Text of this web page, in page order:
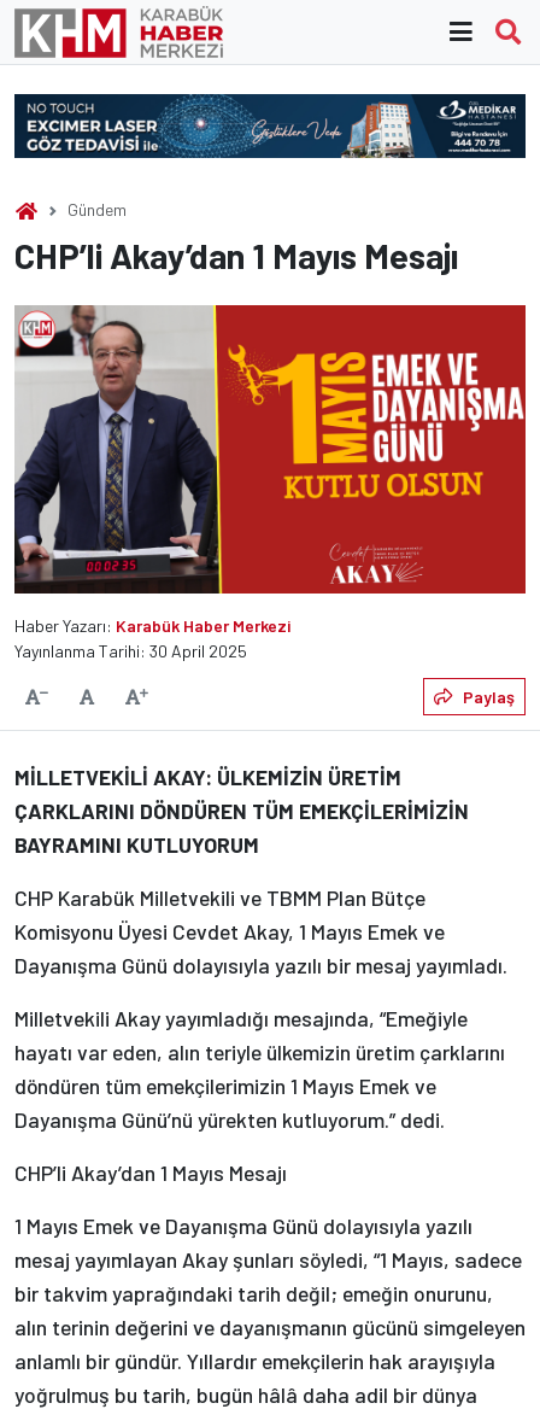
Skip
content
Gündem
CHP’li Akay’dan 1 Mayıs Mesajı
Haber Yazarı: Karabük Haber Merkezi
Yayınlanma Tarihi: 30 April 2025
Yazıyı KüçültVarsayılanYazıyı Büyüt Paylaş
MİLLETVEKİLİ AKAY: ÜLKEMİZİN ÜRETİM
ÇARKLARINI DÖNDÜREN TÜM EMEKÇİLERİMİZİN
BAYRAMINI KUTLUYORUM
CHP Karabük Milletvekili ve TBMM Plan Bütçe
Komisyonu Üyesi Cevdet Akay, 1 Mayıs Emek ve
Dayanışma Günü dolayısıyla yazılı bir mesaj yayımladı.
Milletvekili Akay yayımladığı mesajında, “Emeğiyle
hayatı var eden, alın teriyle ülkemizin üretim çarklarını
döndüren tüm emekçilerimizin 1 Mayıs Emek ve
Dayanışma Günü’nü yürekten kutluyorum.” dedi.
CHP’li Akay’dan 1 Mayıs Mesajı
1 Mayıs Emek ve Dayanışma Günü dolayısıyla yazılı
mesaj yayımlayan Akay şunları söyledi, “1 Mayıs, sadece
bir takvim yaprağındaki tarih değil; emeğin onurunu,
alın terinin değerini ve dayanışmanın gücünü simgeleyen
anlamlı bir gündür. Yıllardır emekçilerin hak arayışıyla
yoğrulmuş bu tarih, bugün hâlâ daha adil bir dünya